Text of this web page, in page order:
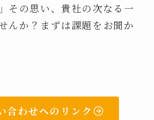
その思い、貴社の次なる一
んか？まずは課題をお聞か
合わせへのリンク